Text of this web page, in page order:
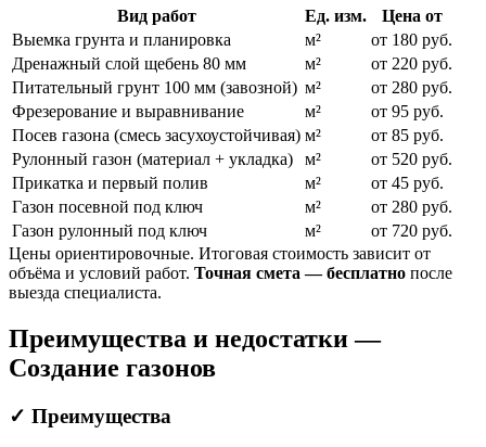
Вид работ Ед. изм.
Цена от
Выемка грунта и планировка
м²
от 180 руб.
Дренажный слой щебень 80 мм
м²
от 220 руб.
Питательный грунт 100 мм (завозной) м²
от 280 руб.
Фрезерование и выравнивание
м²
от 95 руб.
Посев газона (смесь засухоустойчивая) м²
от 85 руб.
Рулонный газон (материал + укладка)
м²
от 520 руб.
Прикатка и первый полив
м²
от 45 руб.
Газон посевной под ключ
м²
от 280 руб.
Газон рулонный под ключ
м²
от 720 руб.
Цены ориентировочные. Итоговая стоимость зависит от
объёма и условий работ. Точная смета — бесплатно после
выезда специалиста.
Преимущества и недостатки —
Создание газонов
✓ Преимущества